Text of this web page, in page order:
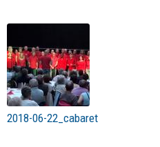
2018-06-22_cabaret